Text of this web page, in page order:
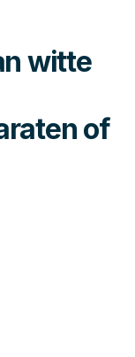
witte
of